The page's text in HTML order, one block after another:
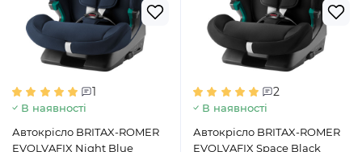
1
В наявності
Автокрісло BRITAX-ROMER
EVOLVAFIX Night Blue
2
В наявності
Автокрісло BRITAX-ROMER
EVOLVAFIX Space Black